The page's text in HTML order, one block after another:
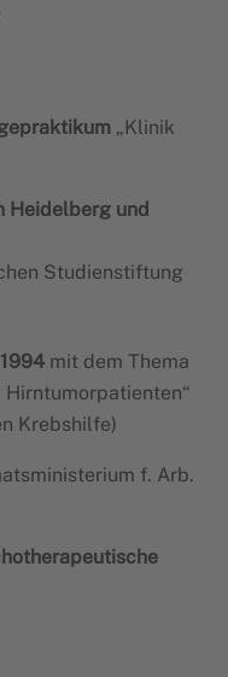
„Klinik
Heidelberg und
Studienstiftung
mit dem Thema
Krebshilfe)
f. Arb.